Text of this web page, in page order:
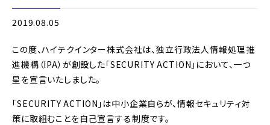
2019.08.05
この度、ハイテクインター株式会社は、独立行政法人情報処理推
進機構（IPA）が創設した「SECURITY ACTION」において、一つ
星を宣言いたしました。
「SECURITY ACTION」は中小企業自らが、情報セキュリティ対
策に取組むことを自己宣言する制度です。